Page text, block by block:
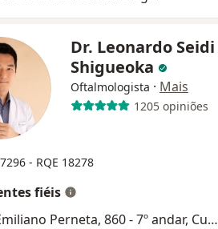
Dr. Leonardo Seidi
Shigueoka
Oftalmologista · Mais
1205 opiniões
- RQE 18278
fiéis
Rua Emiliano Perneta, 860 - 7º andar, Curitiba